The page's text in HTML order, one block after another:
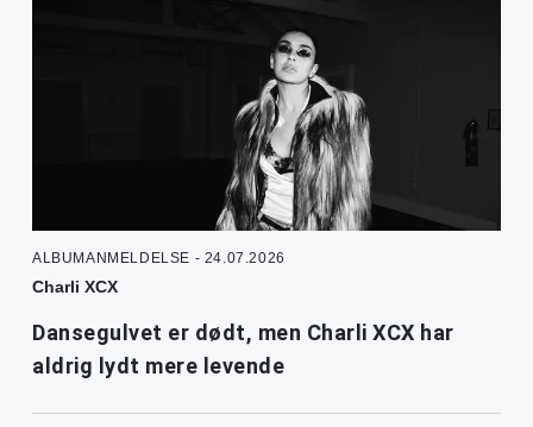
ALBUMANMELDELSE - 24.07.2026
Charli XCX
Dansegulvet er dødt, men Charli XCX har
aldrig lydt mere levende